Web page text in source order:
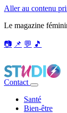
Aller au contenu
Le magazine
📷 📌 💬 🎵
Contact
Santé
Bien-être